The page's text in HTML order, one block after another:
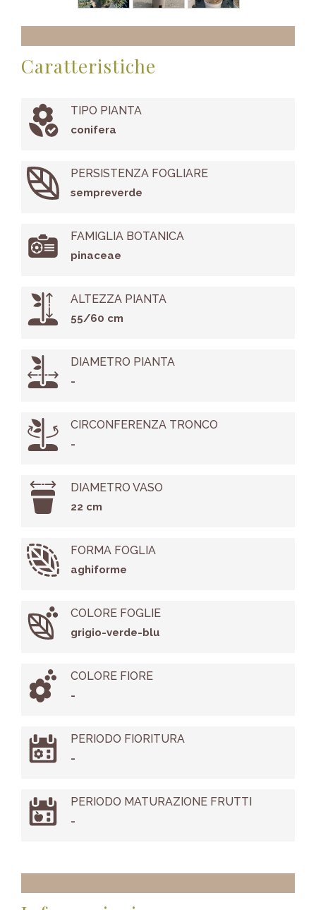
Caratteristiche
TIPO PIANTA
conifera
PERSISTENZA FOGLIARE
sempreverde
FAMIGLIA BOTANICA
pinaceae
ALTEZZA PIANTA
55/60 cm
DIAMETRO PIANTA
-
CIRCONFERENZA TRONCO
-
DIAMETRO VASO
22 cm
FORMA FOGLIA
aghiforme
COLORE FOGLIE
grigio-verde-blu
COLORE FIORE
-
PERIODO FIORITURA
-
PERIODO MATURAZIONE FRUTTI
-